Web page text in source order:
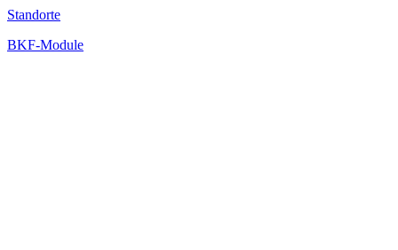
Standorte
BKF-Module